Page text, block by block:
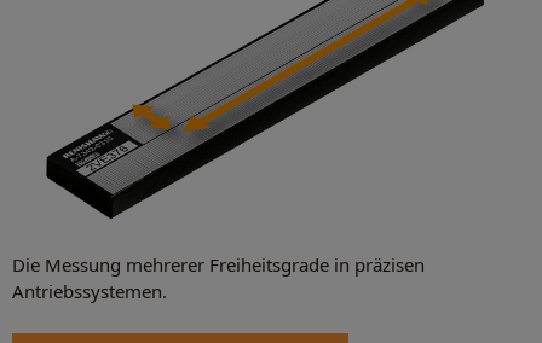
Die Messung mehrerer Freiheitsgrade in präzisen
Antriebssystemen.